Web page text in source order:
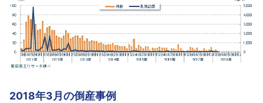
2018年3月の倒産事例